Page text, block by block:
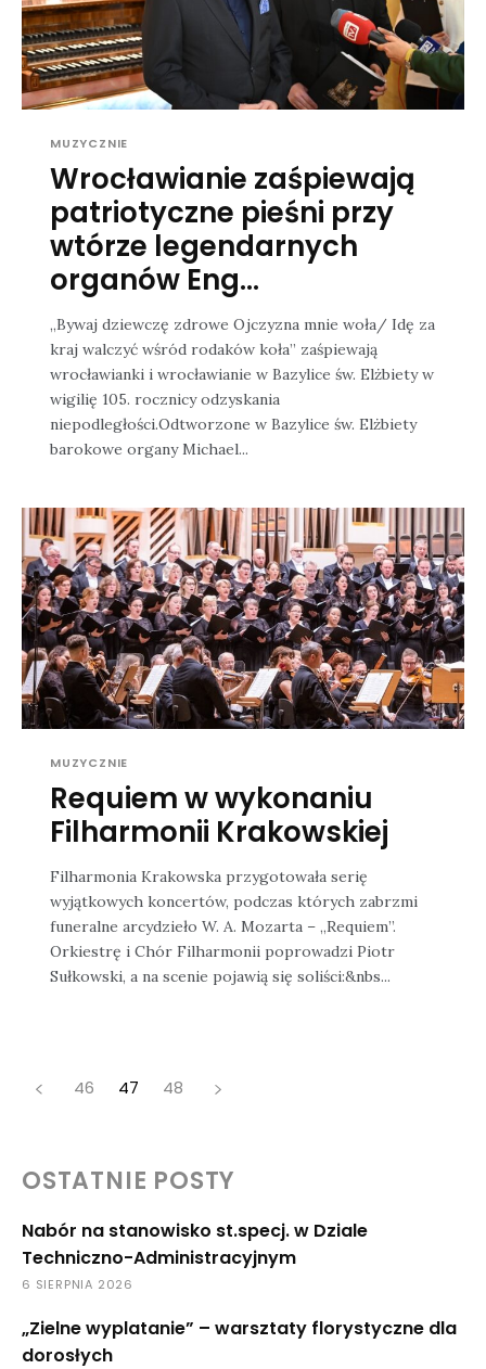
MUZYCZNIE
Wrocławianie zaśpiewają
patriotyczne pieśni przy
wtórze legendarnych
organów Eng...
„Bywaj dziewczę zdrowe Ojczyzna mnie woła/ Idę za
kraj walczyć wśród rodaków koła” zaśpiewają
wrocławianki i wrocławianie w Bazylice św. Elżbiety w
wigilię 105. rocznicy odzyskania
niepodległości.Odtworzone w Bazylice św. Elżbiety
barokowe organy Michael...
MUZYCZNIE
Requiem w wykonaniu
Filharmonii Krakowskiej
Filharmonia Krakowska przygotowała serię
wyjątkowych koncertów, podczas których zabrzmi
funeralne arcydzieło W. A. Mozarta – „Requiem”.
Orkiestrę i Chór Filharmonii poprowadzi Piotr
Sułkowski, a na scenie pojawią się soliści:&nbs...
46 47 48
OSTATNIE POSTY
Nabór na stanowisko st.specj. w Dziale
Techniczno-Administracyjnym
6 SIERPNIA 2026
„Zielne wyplatanie” – warsztaty florystyczne dla
dorosłych